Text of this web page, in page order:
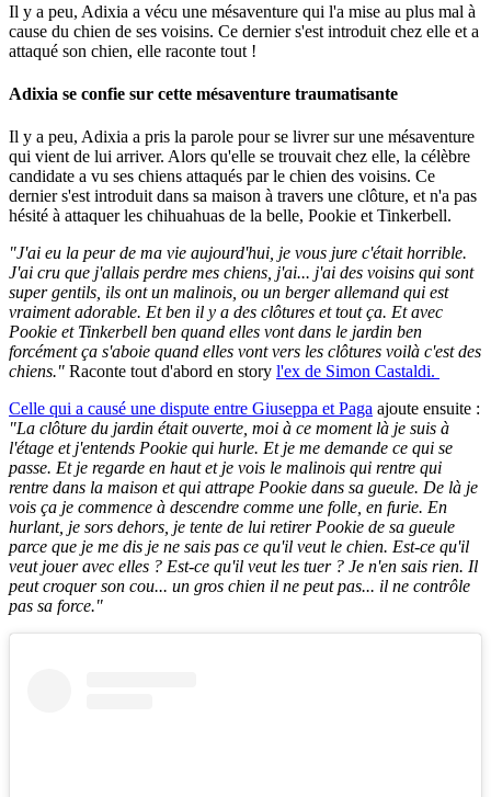
Il y a peu, Adixia a vécu une mésaventure qui l'a mise au plus mal à
cause du chien de ses voisins. Ce dernier s'est introduit chez elle et a
attaqué son chien, elle raconte tout !
Adixia se confie sur cette mésaventure traumatisante
Il y a peu, Adixia a pris la parole pour se livrer sur une mésaventure
qui vient de lui arriver. Alors qu'elle se trouvait chez elle, la célèbre
candidate a vu ses chiens attaqués par le chien des voisins. Ce
dernier s'est introduit dans sa maison à travers une clôture, et n'a pas
hésité à attaquer les chihuahuas de la belle, Pookie et Tinkerbell.
"J'ai eu la peur de ma vie aujourd'hui, je vous jure c'était horrible.
J'ai cru que j'allais perdre mes chiens, j'ai... j'ai des voisins qui sont
super gentils, ils ont un malinois, ou un berger allemand qui est
vraiment adorable. Et ben il y a des clôtures et tout ça. Et avec
Pookie et Tinkerbell ben quand elles vont dans le jardin ben
forcément ça s'aboie quand elles vont vers les clôtures voilà c'est des
chiens." Raconte tout d'abord en story l'ex de Simon Castaldi.
Celle qui a causé une dispute entre Giuseppa et Paga ajoute ensuite :
"La clôture du jardin était ouverte, moi à ce moment là je suis à
l'étage et j'entends Pookie qui hurle. Et je me demande ce qui se
passe. Et je regarde en haut et je vois le malinois qui rentre qui
rentre dans la maison et qui attrape Pookie dans sa gueule. De là je
vois ça je commence à descendre comme une folle, en furie. En
hurlant, je sors dehors, je tente de lui retirer Pookie de sa gueule
parce que je me dis je ne sais pas ce qu'il veut le chien. Est-ce qu'il
veut jouer avec elles ? Est-ce qu'il veut les tuer ? Je n'en sais rien. Il
peut croquer son cou... un gros chien il ne peut pas... il ne contrôle
pas sa force."